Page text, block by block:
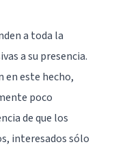
a toda la
a su presencia.
en este hecho,
poco
de que los
interesados sólo